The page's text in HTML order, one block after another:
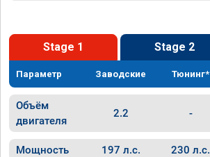
Stage 1 Stage 2
Параметр Заводские Тюнинг*
Объём
двигателя
2.2 -
Мощность 197 л.с. 230 л.с.